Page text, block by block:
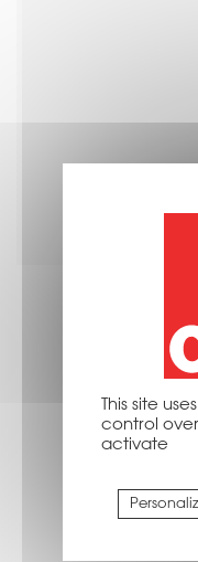
Retour
This site
control
activate